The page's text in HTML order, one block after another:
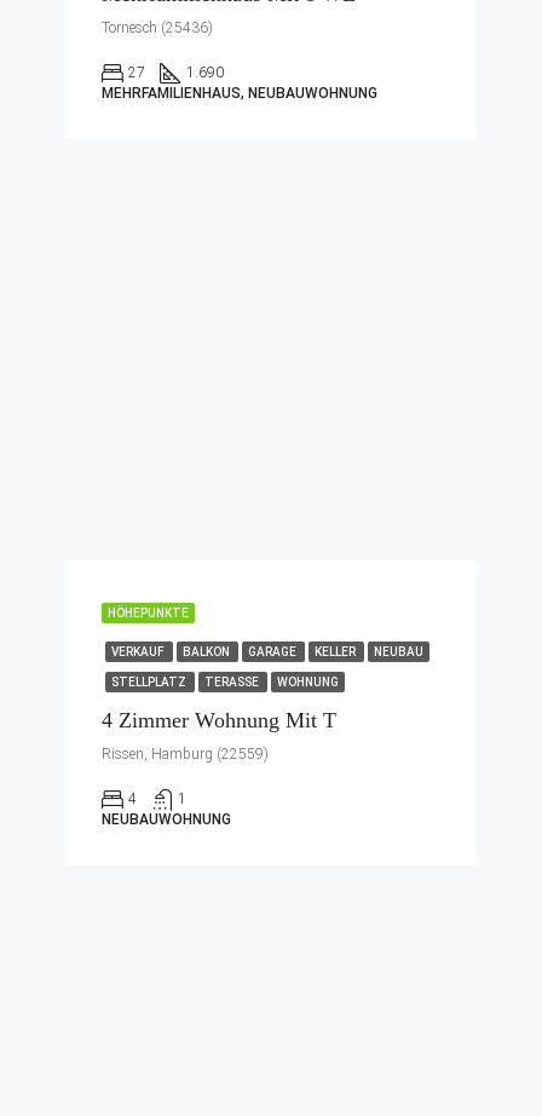
Tornesch (25436)
27
1.690
MEHRFAMILIENHAUS, NEUBAUWOHNUNG
HÖHEPUNKTE
VERKAUF BALKON GARAGE KELLER NEUBAU
STELLPLATZ TERASSE WOHNUNG
4 Zimmer Wohnung Mit T
Rissen, Hamburg (22559)
4
1
NEUBAUWOHNUNG